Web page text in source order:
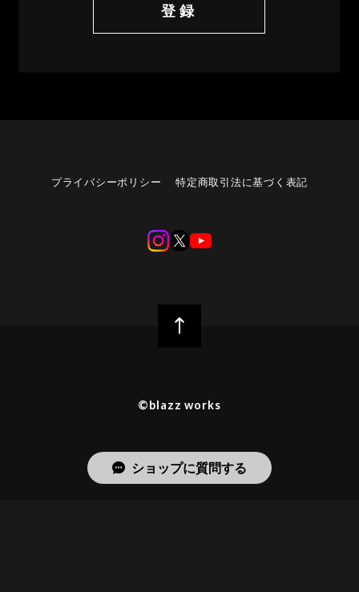
登録
プライバシーポリシー 特定商取引法に基づく表記
©︎blazz works
ショップに質問する